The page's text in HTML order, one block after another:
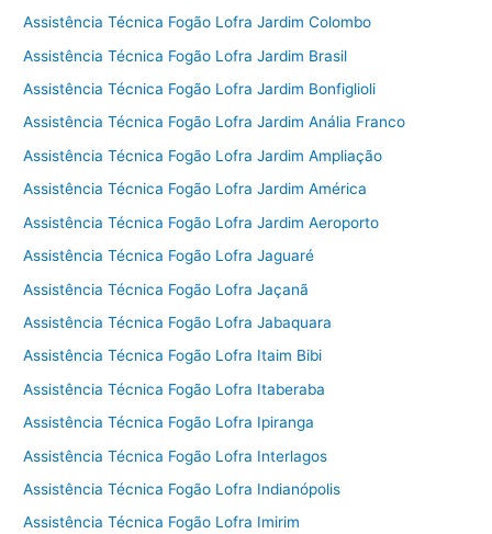
Assistência Técnica Fogão Lofra Jardim Colombo
Assistência Técnica Fogão Lofra Jardim Brasil
Assistência Técnica Fogão Lofra Jardim Bonfiglioli
Assistência Técnica Fogão Lofra Jardim Anália Franco
Assistência Técnica Fogão Lofra Jardim Ampliação
Assistência Técnica Fogão Lofra Jardim América
Assistência Técnica Fogão Lofra Jardim Aeroporto
Assistência Técnica Fogão Lofra Jaguaré
Assistência Técnica Fogão Lofra Jaçanã
Assistência Técnica Fogão Lofra Jabaquara
Assistência Técnica Fogão Lofra Itaim Bibi
Assistência Técnica Fogão Lofra Itaberaba
Assistência Técnica Fogão Lofra Ipiranga
Assistência Técnica Fogão Lofra Interlagos
Assistência Técnica Fogão Lofra Indianópolis
Assistência Técnica Fogão Lofra Imirim